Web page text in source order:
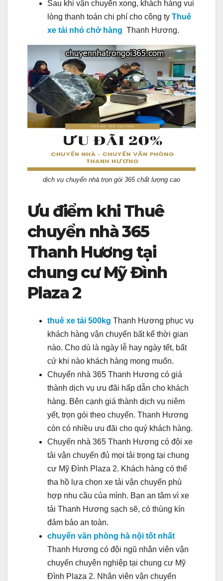
Sau khi vận chuyển xong, khách hàng vui
lòng thanh toán chi phí cho công ty Thuê
xe tải nhỏ chở hàng Thanh Hương.
dịch vụ chuyển nhà trọn gói 365 chất lượng cao
Ưu điểm khi Thuê
chuyển nhà 365
Thanh Hương tại
chung cư Mỹ Đình
Plaza 2
thuê xe tải 500kg Thanh Hương phục vụ
khách hàng vận chuyển bất kể thời gian
nào. Cho dù là ngày lễ hay ngày tết, bất
cứ khi nào khách hàng mong muốn.
Chuyển nhà 365 Thanh Hương có giá
thành dịch vụ ưu đãi hấp dẫn cho khách
hàng. Bên cạnh giá thành dịch vụ niêm
yết, trọn gói theo chuyến. Thanh Hương
còn có nhiều ưu đãi cho quý khách hàng.
Chuyển nhà 365 Thanh Hương có đội xe
tải vận chuyển đủ mọi tải trọng tại chung
cư Mỹ Đình Plaza 2. Khách hàng có thể
tha hồ lựa chọn xe tải vận chuyển phù
hợp nhu cầu của mình. Bạn an tâm vì xe
tải Thanh Hương sạch sẽ, có thùng kín
đảm bảo an toàn.
chuyển văn phòng hà nội tốt nhất
Thanh Hương có đội ngũ nhân viên vận
chuyển chuyên nghiệp tại chung cư Mỹ
Đình Plaza 2. Nhân viên vận chuyển